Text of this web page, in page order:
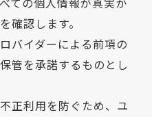
確認します。
バイダーによる前項の
管を承諾するものとし
正利用を防ぐため、ユ